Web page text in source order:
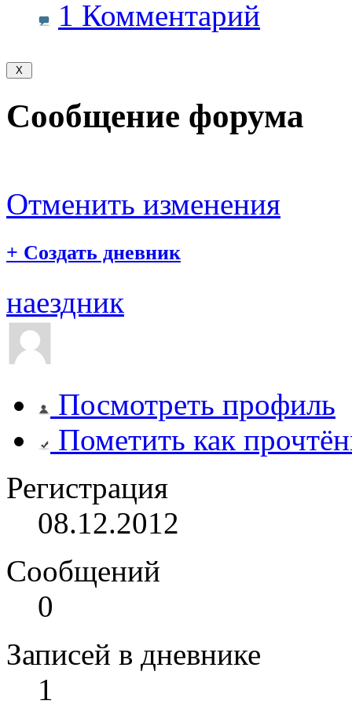
1 Комментарий
Сообщение форума
Отменить изменения
+ Создать дневник
наездник
Посмотреть профиль
Пометить как
Регистрация
08.12.2012
Сообщений
0
Записей в дневнике
1